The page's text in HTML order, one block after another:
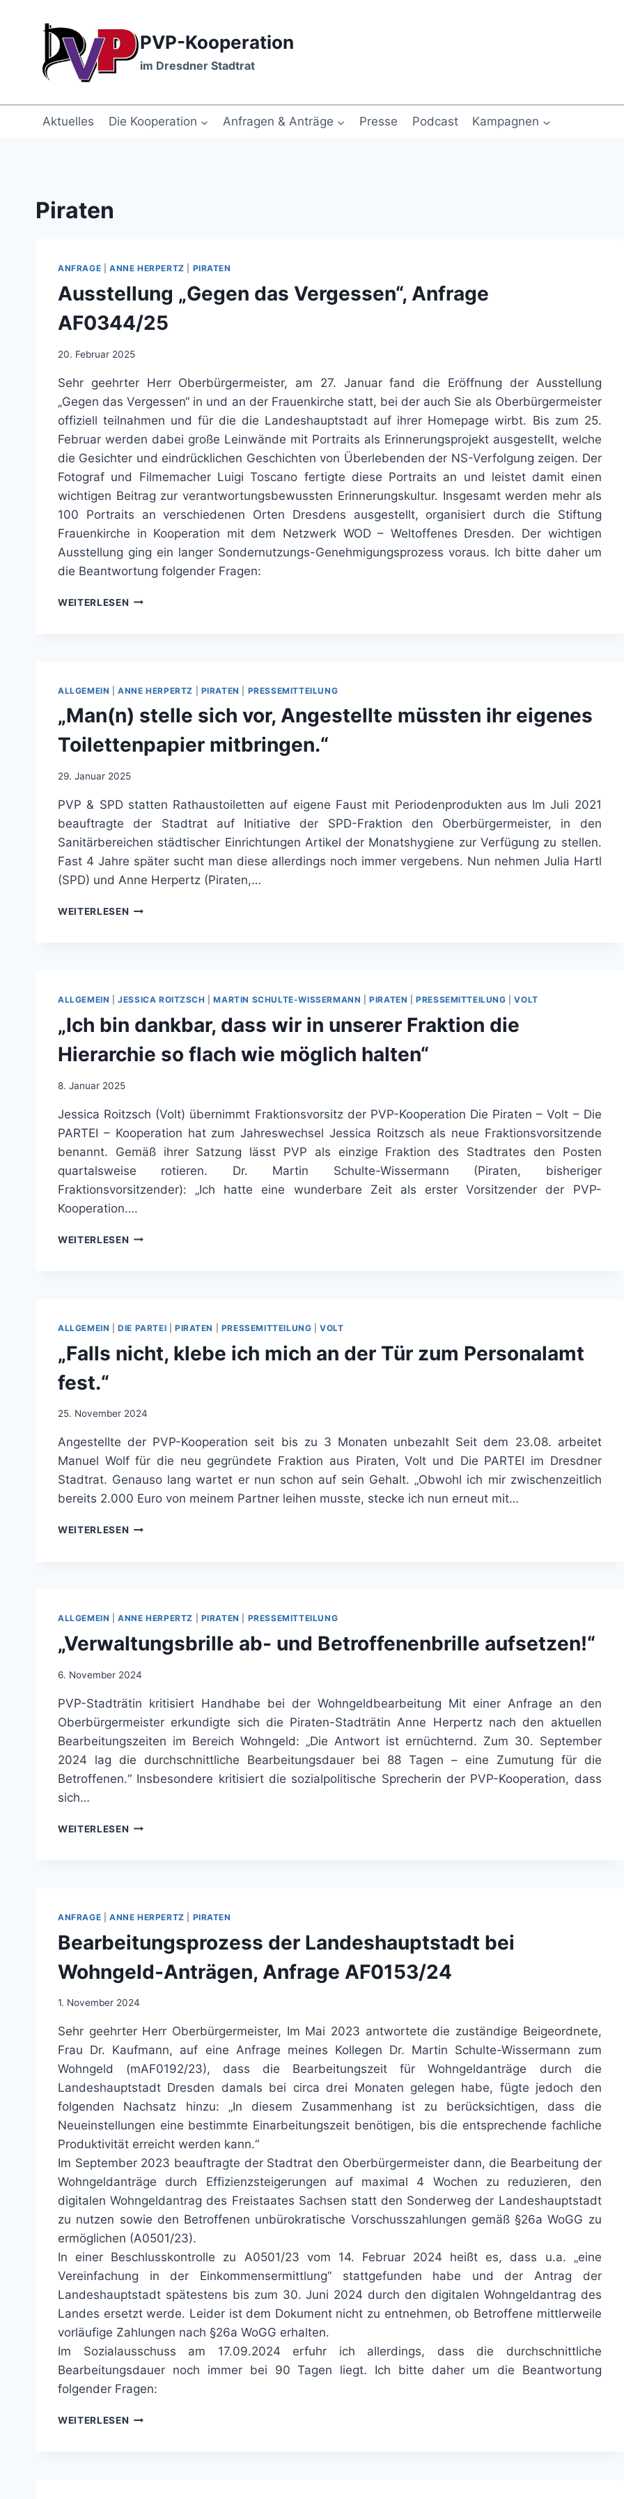
PVP-Kooperation
im Dresdner Stadtrat
Aktuelles Die Kooperation Anfragen & Anträge Presse Podcast Kampagnen
Piraten
ANFRAGE ANNE HERPERTZ PIRATEN
Ausstellung „Gegen das Vergessen“, Anfrage
AF0344/25
20. Februar 2025
Sehr geehrter Herr Oberbürgermeister, am 27. Januar fand die Eröffnung der Ausstellung
„Gegen das Vergessen“ in und an der Frauenkirche statt, bei der auch Sie als Oberbürgermeister
offiziell teilnahmen und für die die Landeshauptstadt auf ihrer Homepage wirbt. Bis zum 25.
Februar werden dabei große Leinwände mit Portraits als Erinnerungsprojekt ausgestellt, welche
die Gesichter und eindrücklichen Geschichten von Überlebenden der NS-Verfolgung zeigen. Der
Fotograf und Filmemacher Luigi Toscano fertigte diese Portraits an und leistet damit einen
wichtigen Beitrag zur verantwortungsbewussten Erinnerungskultur. Insgesamt werden mehr als
100 Portraits an verschiedenen Orten Dresdens ausgestellt, organisiert durch die Stiftung
Frauenkirche in Kooperation mit dem Netzwerk WOD – Weltoffenes Dresden. Der wichtigen
Ausstellung ging ein langer Sondernutzungs-Genehmigungsprozess voraus. Ich bitte daher um
die Beantwortung folgender Fragen:
WEITERLESEN AUSSTELLUNG
ALLGEMEIN |ANNE HERPERTZ PIRATEN PRESSEMITTEILUNG
„Man(n) stelle sich vor, Angestellte müssten ihr eigenes
Toilettenpapier mitbringen.“
29. Januar 2025
PVP & SPD statten Rathaustoiletten auf eigene Faust mit Periodenprodukten aus Im Juli 2021
beauftragte der Stadtrat auf Initiative der SPD-Fraktion den Oberbürgermeister, in den
Sanitärbereichen städtischer Einrichtungen Artikel der Monatshygiene zur Verfügung zu stellen.
Fast 4 Jahre später sucht man diese allerdings noch immer vergebens. Nun nehmen Julia Hartl
(SPD) und Anne Herpertz (Piraten,…
WEITERLESEN „MAN(N)
IHR
TOILETTENPAPIER
ALLGEMEIN |JESSICA ROITZSCH |MARTIN SCHULTE-WISSERMANN |PIRATEN |PRESSEMITTEILUNG |VOLT
„Ich bin dankbar, dass wir in unserer Fraktion die
Hierarchie so flach wie möglich halten“
8. Januar 2025
Jessica Roitzsch (Volt) übernimmt Fraktionsvorsitz der PVP-Kooperation Die Piraten – Volt – Die
PARTEI – Kooperation hat zum Jahreswechsel Jessica Roitzsch als neue Fraktionsvorsitzende
benannt. Gemäß ihrer Satzung lässt PVP als einzige Fraktion des Stadtrates den Posten
quartalsweise rotieren. Dr. Martin Schulte-Wissermann (Piraten, bisheriger
Fraktionsvorsitzender): „Ich hatte eine wunderbare Zeit als erster Vorsitzender der PVP-
Kooperation….
WEITERLESEN „ICH
UNSERER
DIE
HIERARCHIE
WIE
HALTEN“
ALLGEMEIN |DIE PARTEI PIRATEN PRESSEMITTEILUNG |VOLT
„Falls nicht, klebe ich mich an der Tür zum Personalamt
fest.“
25. November 2024
Angestellte der PVP-Kooperation seit bis zu 3 Monaten unbezahlt Seit dem 23.08. arbeitet
Manuel Wolf für die neu gegründete Fraktion aus Piraten, Volt und Die PARTEI im Dresdner
Stadtrat. Genauso lang wartet er nun schon auf sein Gehalt. „Obwohl ich mir zwischenzeitlich
bereits 2.000 Euro von meinem Partner leihen musste, stecke ich nun erneut mit…
WEITERLESEN „FALLS
DER
ZUM
PERSONALAMT
FEST.“
ALLGEMEIN |ANNE HERPERTZ PIRATEN PRESSEMITTEILUNG
„Verwaltungsbrille ab- und Betroffenenbrille aufsetzen!“
6. November 2024
PVP-Stadträtin kritisiert Handhabe bei der Wohngeldbearbeitung Mit einer Anfrage an den
Oberbürgermeister erkundigte sich die Piraten-Stadträtin Anne Herpertz nach den aktuellen
Bearbeitungszeiten im Bereich Wohngeld: „Die Antwort ist ernüchternd. Zum 30. September
2024 lag die durchschnittliche Bearbeitungsdauer bei 88 Tagen – eine Zumutung für die
Betroffenen.“ Insbesondere kritisiert die sozialpolitische Sprecherin der PVP-Kooperation, dass
sich…
WEITERLESEN „VERWALTUNGSBRILLE
ANFRAGE ANNE HERPERTZ PIRATEN
Bearbeitungsprozess der Landeshauptstadt bei
Wohngeld-Anträgen, Anfrage AF0153/24
1. November 2024
Sehr geehrter Herr Oberbürgermeister, Im Mai 2023 antwortete die zuständige Beigeordnete,
Frau Dr. Kaufmann, auf eine Anfrage meines Kollegen Dr. Martin Schulte-Wissermann zum
Wohngeld (mAF0192/23), dass die Bearbeitungszeit für Wohngeldanträge durch die
Landeshauptstadt Dresden damals bei circa drei Monaten gelegen habe, fügte jedoch den
folgenden Nachsatz hinzu: „In diesem Zusammenhang ist zu berücksichtigen, dass die
Neueinstellungen eine bestimmte Einarbeitungszeit benötigen, bis die entsprechende fachliche
Produktivität erreicht werden kann.“
Im September 2023 beauftragte der Stadtrat den Oberbürgermeister dann, die Bearbeitung der
Wohngeldanträge durch Effizienzsteigerungen auf maximal 4 Wochen zu reduzieren, den
digitalen Wohngeldantrag des Freistaates Sachsen statt den Sonderweg der Landeshauptstadt
zu nutzen sowie den Betroffenen unbürokratische Vorschusszahlungen gemäß §26a WoGG zu
ermöglichen (A0501/23).
In einer Beschlusskontrolle zu A0501/23 vom 14. Februar 2024 heißt es, dass u.a. „eine
Vereinfachung in der Einkommensermittlung“ stattgefunden habe und der Antrag der
Landeshauptstadt spätestens bis zum 30. Juni 2024 durch den digitalen Wohngeldantrag des
Landes ersetzt werde. Leider ist dem Dokument nicht zu entnehmen, ob Betroffene mittlerweile
vorläufige Zahlungen nach §26a WoGG erhalten.
Im Sozialausschuss am 17.09.2024 erfuhr ich allerdings, dass die durchschnittliche
Bearbeitungsdauer noch immer bei 90 Tagen liegt. Ich bitte daher um die Beantwortung
folgender Fragen:
WEITERLESEN BEARBEITUNGSPROZESS